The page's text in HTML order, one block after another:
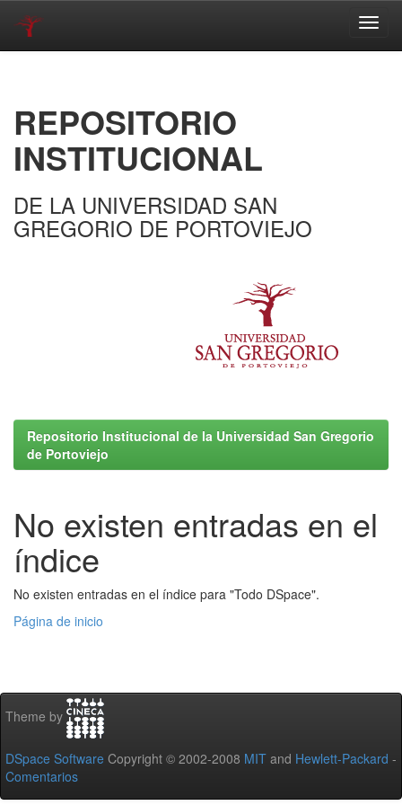
REPOSITORIO
INSTITUCIONAL
DE LA UNIVERSIDAD SAN
GREGORIO DE PORTOVIEJO
Repositorio Institucional de la Universidad San Gregorio
de Portoviejo
No existen entradas en el
índice
No existen entradas en el índice para "Todo DSpace".
Página de inicio
Theme by
DSpace Software Copyright © 2002-2008 MIT and Hewlett-Packard -
Comentarios